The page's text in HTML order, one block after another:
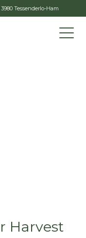
Tessenderlo-Ham
Harvest